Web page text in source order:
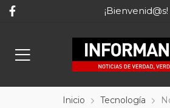
¡Bienvenid@s!
Inicio Tecnología